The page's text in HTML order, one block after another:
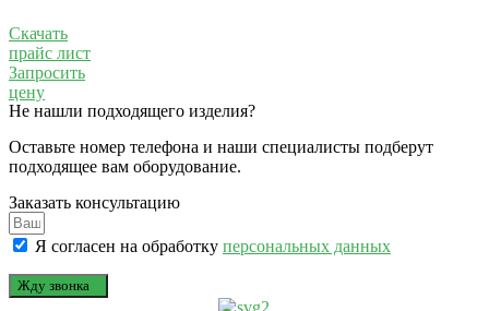
Скачать
прайс лист
Запросить
цену
Не нашли подходящего изделия?
Оставьте номер телефона и наши специалисты подберут
подходящее вам оборудование.
Заказать консультацию
Я согласен на обработку персональных данных
Жду звонка